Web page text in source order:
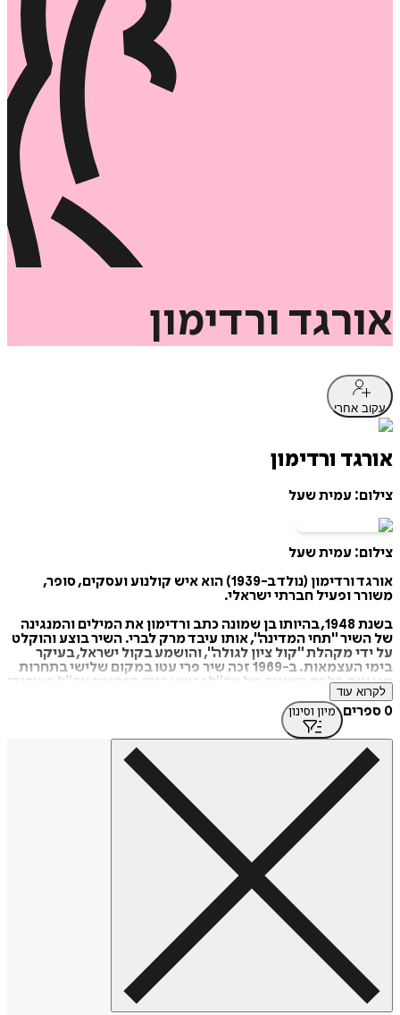
אורגד ורדימון
עקוב אחרי
אורגד ורדימון
צילום: עמית שעל
צילום: עמית שעל
אורגד ורדימון (נולד ב-1939) הוא איש קולנוע ועסקים, סופר,
משורר ופעיל חברתי ישראלי.
בשנת 1948, בהיותו בן שמונה כתב ורדימון את המילים והמנגינה
של השיר "תחי המדינה", אותו עיבד מרק לברי. השיר בוצע והוקלט
על ידי מקהלת "קול ציון לגולה", והושמע בקול ישראל, בעיקר
בימי העצמאות. ב-1969 זכה שיר פרי עטו במקום שלישי בתחרות
מנגינות הלכת השנייה של צה"ל ובוצע בידי תזמורת צה"ל בעיבודו
ובניצוחו של יצחק גרציאני. השיר, "לטייסים תודה", יצא בתקליט
של תזמורת צה"ל.
מספריו:המלחמות הקטנות שלי, שנות חיינו היפות ביותר,
באהבה : ח"י בתי שיר לאהבה.
מקור: ויקיפדיה
https://tinyurl.com/bdewph33
לקרוא עוד
0 ספרים מיון וסינון